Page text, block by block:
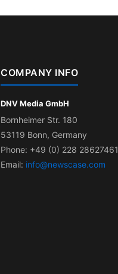
COMPANY INFO
DNV Media GmbH
Bornheimer Str. 180
53119 Bonn, Germany
Phone: +49 (0) 228 28627461
Email: info@newscase.com